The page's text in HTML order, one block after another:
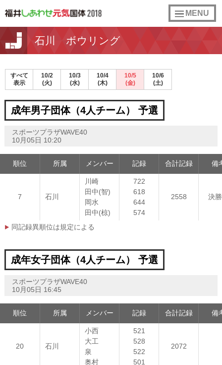
toggle
navigation
MENU
石川 ボウリング
すべて
表示
10/2
(火)
10/3
(水)
10/4
(木)
10/5
(金)
10/6
(土)
成年男子団体（4人チーム） 予選
スポーツプラザWAVE40
10月05日 10:20
順位 所属 メンバー 記録 合計記録 備
7 石川
川崎
田中(智)
岡水
田中(椋)
722
618
644
574
2558 決
同記録異順位は規定による
成年女子団体（4人チーム） 予選
スポーツプラザWAVE40
10月05日 16:45
順位 所属 メンバー 記録 合計記録 備
20 石川
小西
大工
泉
奥村
521
528
522
501
2072